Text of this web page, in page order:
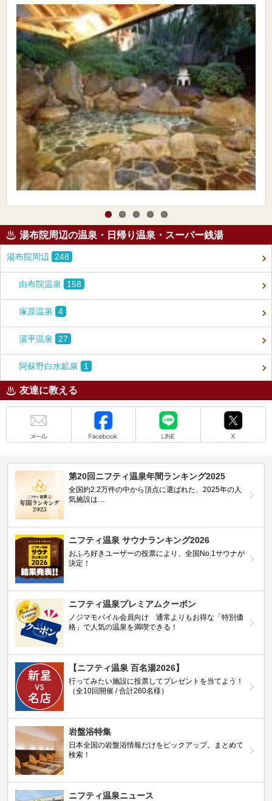
湯布院周辺の温泉・日帰り温泉・スーパー銭湯
湯布院周辺 248
由布院温泉 158
塚原温泉 4
湯平温泉 27
阿蘇野白水鉱泉 1
友達に教える
第20回ニフティ温泉年間ランキング2025
全国約2.2万件の中から頂点に選ばれた、2025年の人
気施設は…
ニフティ温泉 サウナランキング2026
おふろ好きユーザーの投票により、全国No.1サウナが
決定！
ニフティ温泉プレミアムクーポン
ノジマモバイル会員向け 通常よりもお得な「特別価
格」で人気の温泉を満喫できる！
【ニフティ温泉 百名湯2026】
行ってみたい施設に投票してプレゼントを当てよう！
（全10回開催 / 合計260名様）
岩盤浴特集
日本全国の岩盤浴情報だけをピックアップ。まとめて
検索！
ニフティ温泉ニュース